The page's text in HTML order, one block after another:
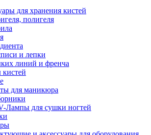
для хранения кистей
полигеля
и лепки
линий и френча
для маникюра
Лампы для сушки ногтей